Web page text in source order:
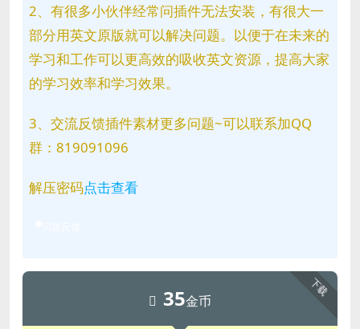
2、有很多小伙伴经常问插件无法安装，有很大一
部分用英文原版就可以解决问题。以便于在未来的
学习和工作可以更高效的吸收英文资源，提高大家
的学习效率和学习效果。
3、交流反馈插件素材更多问题~可以联系加QQ
群：819091096
解压密码点击查看
下载
35金币